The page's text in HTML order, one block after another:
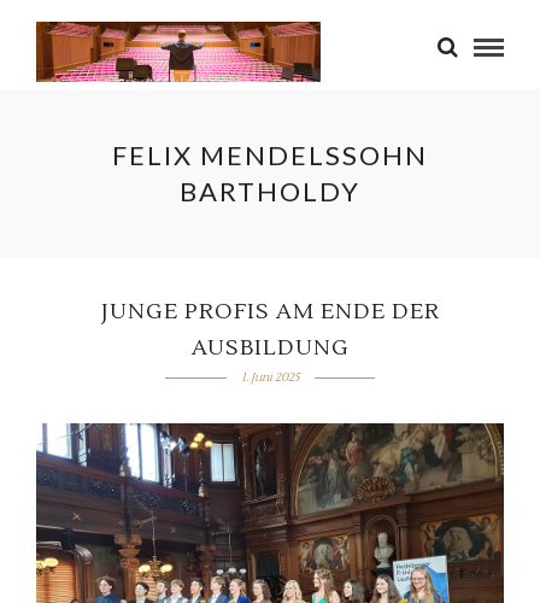
FELIX MENDELSSOHN
BARTHOLDY
JUNGE PROFIS AM ENDE DER
AUSBILDUNG
1. Juni 2025